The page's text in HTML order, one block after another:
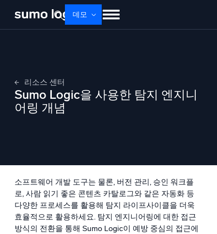
데모
Dojo AI 새로움
멀티에이전트 AI 플랫폼
AI/ML 기반
독자 알고리즘, 머신러닝 및 생성형 AI
리소스 센터
Sumo Logic을 사용한 탐지 엔지니
어링 개념
소프트웨어 개발 도구는 물론, 버전 관리, 승인 워크플
로, 사람 읽기 좋은 콘텐츠 카탈로그와 같은 자동화 등
다양한 프로세스를 활용해 탐지 라이프사이클을 더욱
효율적으로 활용하세요. 탐지 엔지니어링에 대한 접근
방식의 전환을 통해 Sumo Logic이 예방 중심의 접근에